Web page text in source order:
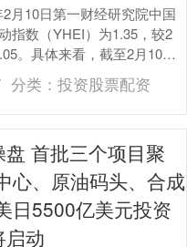
月10日第一财经研究院中国
指数（YHEI）为1.35，较2
。具体来看，截至2月10日
务业相关指标8城....
分类： 投资股票配资
盘 首批三个项目聚
心、原油码头、合成
日5500亿美元投资
启动